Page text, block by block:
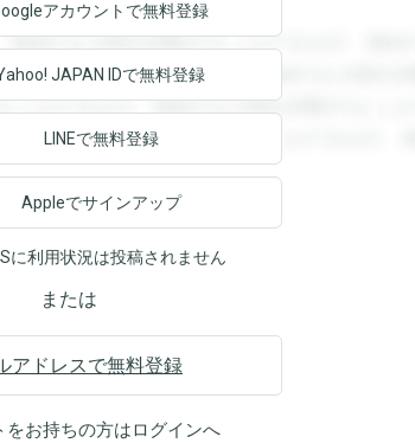
録すると回答を閲覧することができます。登録す
を閲覧することができます。登録すると回答を閲
とができます。登録すると回答を閲覧することが
。登録すると回答を閲覧することができます。登
アカウントで無料登録
JAPAN IDで無料登録
LINEで無料登録
Appleでサインアップ
に利用状況は投稿されません
または
アドレスで無料登録
をお持ちの方はログインへ